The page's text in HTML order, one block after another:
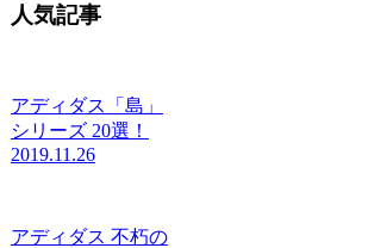
人気記事
アディダス「島」
シリーズ 20選！
2019.11.26
アディダス 不朽の